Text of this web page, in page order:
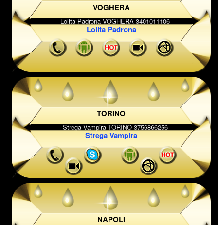
VOGHERA
Lolita Padrona
TORINO
Strega Vampira
NAPOLI